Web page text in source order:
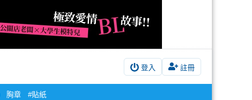
登入 註冊
胸章 #貼紙